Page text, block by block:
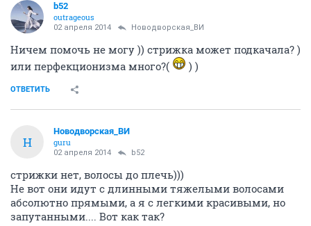
b52
outrageous
02 апреля 2014 Новодворcкая_ВИ
Ничем помочь не могу )) стрижка может подкачала? )
или перфекционизма много?(
) )
ОТВЕТИТЬ
Н
Новодворcкая_ВИ
guru
02 апреля 2014 b52
стрижки нет, волосы до плечь)))
Не вот они идут с длинными тяжелыми волосами
абсолютно прямыми, а я с легкими красивыми, но
запутанными.... Вот как так?